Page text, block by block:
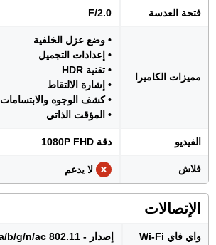
فتحة العدسة F/2.0
مميزات الكاميرا
• وضع عزل الخلفية
• إعدادات التجميل
• تقنية HDR
• إشارة الالتقاط
• كشف الوجوه والابتسامات
• المؤقت الذاتي
الفيديو دقة 1080P FHD
فلاش لا يدعم
الإتصالات
واي فاي Wi-Fi إصدار - 802.11 a/b/g/n/ac